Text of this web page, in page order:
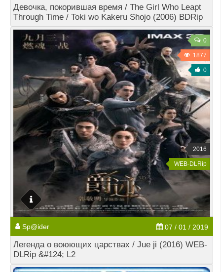
Девочка, покорившая время / The Girl Who Leapt
Through Time / Toki wo Kakeru Shojo (2006) BDRip
0
1877
0
2016
WEB-DLRip
Sp@ider 07 / 01 / 2019
Легенда о воюющих царствах / Jue ji (2016) WEB-
DLRip &#124; L2